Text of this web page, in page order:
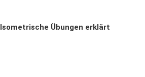
Isometrische Übungen erklärt